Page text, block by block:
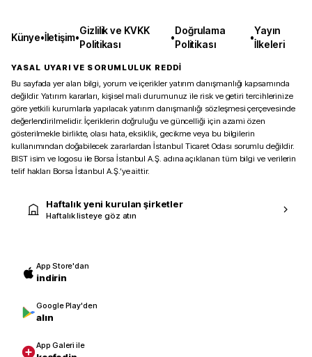
Künye•İletişim•
Gizlilik ve KVKK
Politikası
•
Doğrulama
Politikası
•
Yayın
İlkeleri
YASAL UYARI VE SORUMLULUK REDDİ
Bu sayfada yer alan bilgi, yorum ve içerikler yatırım danışmanlığı kapsamında
değildir. Yatırım kararları, kişisel mali durumunuz ile risk ve getiri tercihlerinize
göre yetkili kurumlarla yapılacak yatırım danışmanlığı sözleşmesi çerçevesinde
değerlendirilmelidir. İçeriklerin doğruluğu ve güncelliği için azami özen
gösterilmekle birlikte, olası hata, eksiklik, gecikme veya bu bilgilerin
kullanımından doğabilecek zararlardan İstanbul Ticaret Odası sorumlu değildir.
BIST isim ve logosu ile Borsa İstanbul A.Ş. adına açıklanan tüm bilgi ve verilerin
telif hakları Borsa İstanbul A.Ş.’ye aittir.
Haftalık yeni kurulan şirketler
Haftalık listeye göz atın
App Store'dan
indirin
Google Play'den
alın
App Galeri ile